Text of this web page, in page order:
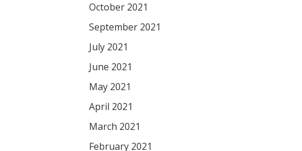
October 2021
September 2021
July 2021
June 2021
May 2021
April 2021
March 2021
February 2021